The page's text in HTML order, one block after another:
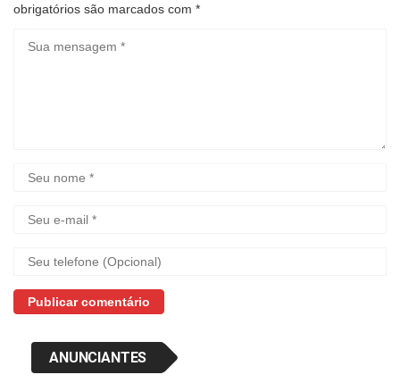
obrigatórios são marcados com *
ANUNCIANTES